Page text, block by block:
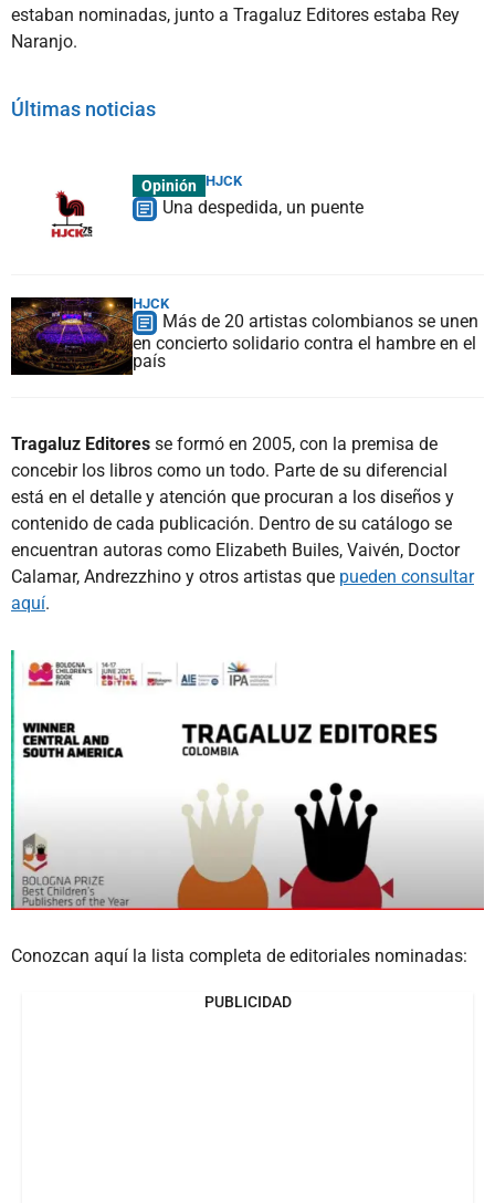
estaban nominadas, junto a Tragaluz Editores estaba Rey
Naranjo.
Últimas noticias
Opinión HJCK
Una despedida, un puente
HJCK
Más de 20 artistas colombianos se unen
en concierto solidario contra el hambre en el
país
Tragaluz Editores se formó en 2005, con la premisa de
concebir los libros como un todo. Parte de su diferencial
está en el detalle y atención que procuran a los diseños y
contenido de cada publicación. Dentro de su catálogo se
encuentran autoras como Elizabeth Builes, Vaivén, Doctor
Calamar, Andrezzhino y otros artistas que pueden consultar
aquí.
Conozcan aquí la lista completa de editoriales nominadas:
PUBLICIDAD